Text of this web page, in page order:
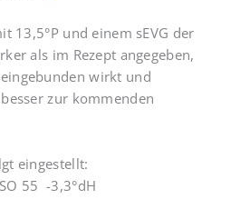
13,5°P und einem sEVG der
als im Rezept angegeben,
wirkt und
zur kommenden
eingestellt:
55 -3,3°dH